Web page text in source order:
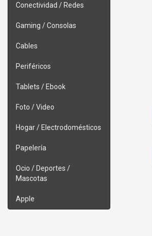
Conectividad / Redes
Gaming / Consolas
Cables
Periféricos
Tablets / Ebook
Foto / Video
Hogar / Electrodomésticos
Papelería
Ocio / Deportes /
Mascotas
Apple